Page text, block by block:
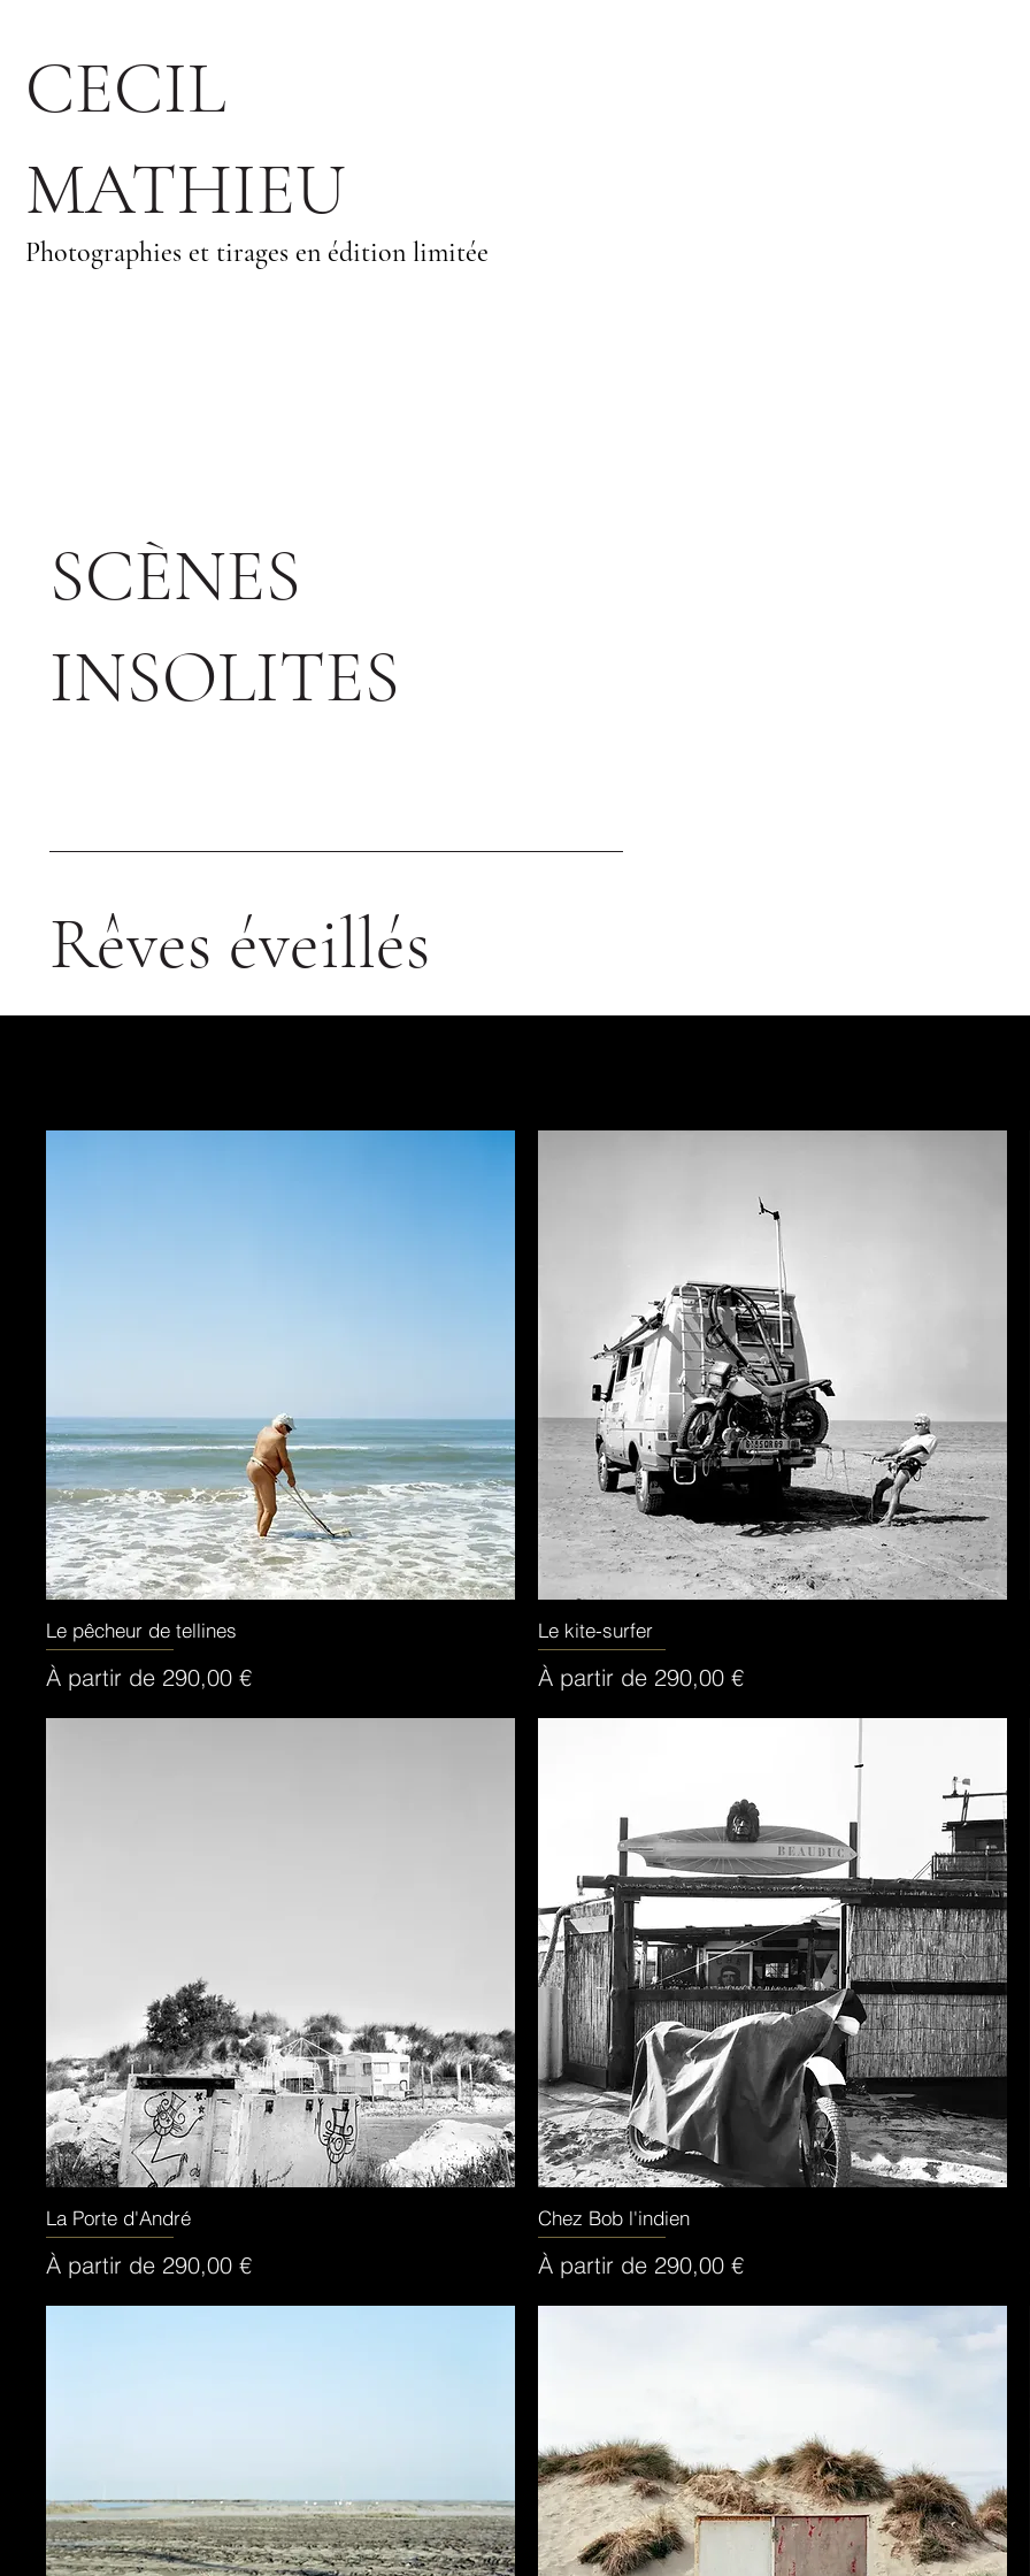
CECIL
MATHIEU
Photographies et tirages en édition limitée
SCÈNES
INSOLITES
Rêves éveillés
Aperçu rapide
Le pêcheur de tellines
À partir de 290,00 €
Prix promotionnel
Le kite-surfer
À partir de 290,00 €
Prix promotionnel
La Porte d'André
À partir de 290,00 €
Prix promotionnel
Chez Bob l'indien
À partir de 290,00 €
Prix promotionnel